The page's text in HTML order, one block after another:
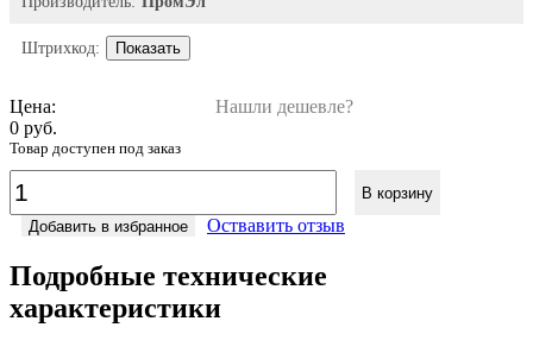
Штрихкод: Показать
Цена:
Нашли дешевле?
0 руб.
Товар доступен под заказ
В корзину
Добавить в избранное
Оствавить отзыв
Подробные технические
характеристики